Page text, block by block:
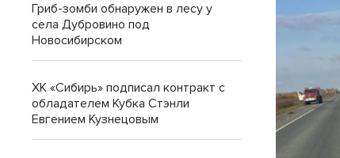
Гриб-зомби обнаружен в лесу у
села Дубровино под
Новосибирском
ХК «Сибирь» подписал контракт с
обладателем Кубка Стэнли
Евгением Кузнецовым